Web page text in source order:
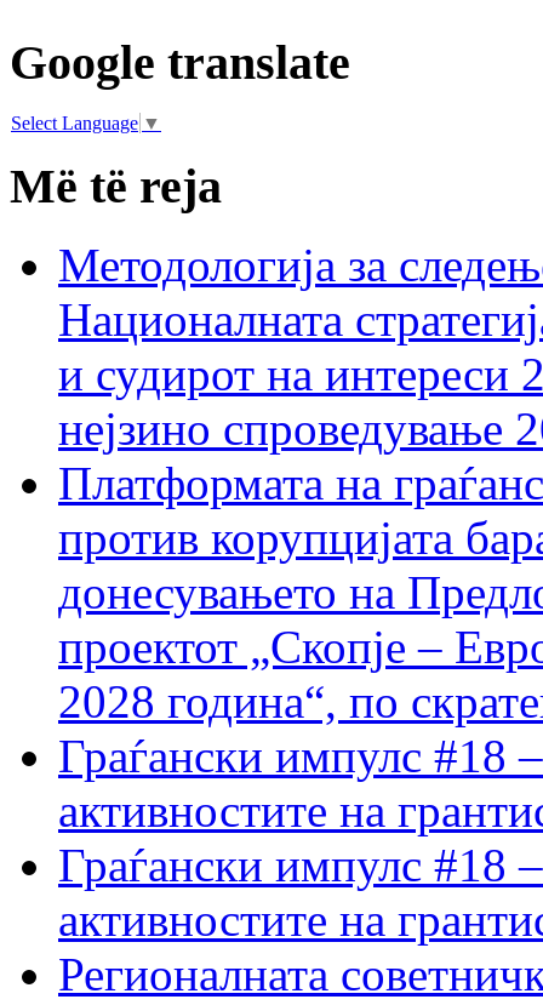
Google translate
Select Language ▼
Më të reja
Методологија за
Националната
и судирот на интереси
нејзино спроведување
Платформата на
против корупцијата
донесувањето на
проектот „Скопје –
2028 година“, по
Граѓански импулс #18
активностите на
Граѓански импулс #18
активностите на
Регионалната